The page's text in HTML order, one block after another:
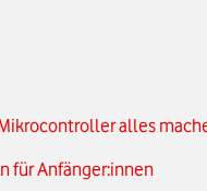
alles
für Anfänger:innen